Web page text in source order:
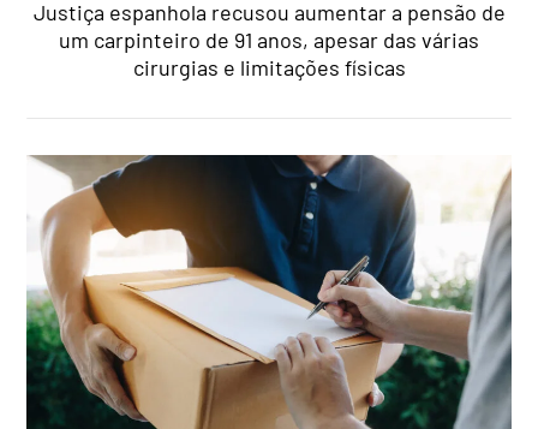
Justiça espanhola recusou aumentar a pensão de
um carpinteiro de 91 anos, apesar das várias
cirurgias e limitações físicas